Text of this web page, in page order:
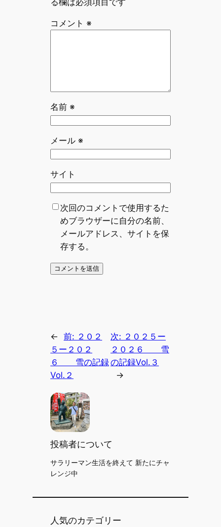
る欄は必須項目です
コメント ※
名前 ※
メール ※
サイト
次回のコメントで使用するた
めブラウザーに自分の名前、
メールアドレス、サイトを保
存する。
← 前: ２０２
５ー２０２
６ 雪の記録
Vol.２
次: ２０２５ー
２０２６ 雪
の記録Vol.３
→
投稿者について
サラリーマン生活を終えて 新たにチャ
レンジ中
人気のカテゴリー